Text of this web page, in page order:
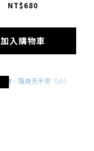
NT$680
加入購物車